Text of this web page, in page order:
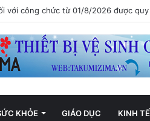
và sáng tạo hàng đầu khu vực
KHỎE GIÁO DỤC KINH TẾ